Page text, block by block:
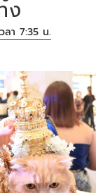
ง
า 7:35 น.